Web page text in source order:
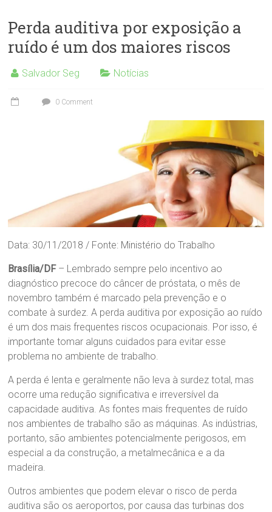
Perda auditiva por exposição a
ruído é um dos maiores riscos
Salvador Seg Notícias
0 Comment
Data: 30/11/2018 / Fonte: Ministério do Trabalho
Brasília/DF – Lembrado sempre pelo incentivo ao
diagnóstico precoce do câncer de próstata, o mês de
novembro também é marcado pela prevenção e o
combate à surdez. A perda auditiva por exposição ao ruído
é um dos mais frequentes riscos ocupacionais. Por isso, é
importante tomar alguns cuidados para evitar esse
problema no ambiente de trabalho.
A perda é lenta e geralmente não leva à surdez total, mas
ocorre uma redução significativa e irreversível da
capacidade auditiva. As fontes mais frequentes de ruído
nos ambientes de trabalho são as máquinas. As indústrias,
portanto, são ambientes potencialmente perigosos, em
especial a da construção, a metalmecânica e a da
madeira.
Outros ambientes que podem elevar o risco de perda
auditiva são os aeroportos, por causa das turbinas dos